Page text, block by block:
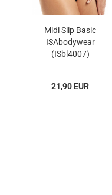
Midi Slip Basic
ISAbodywear
(ISbl4007)
21,90 EUR